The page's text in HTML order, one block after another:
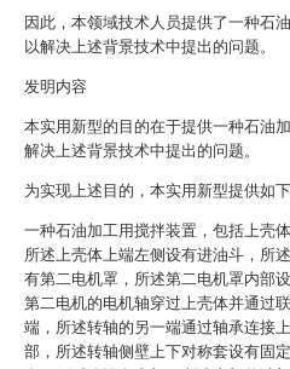
因此，本领域技术人员提供了一种石
以解决上述背景技术中提出的问题。
发明内容
本实用新型的目的在于提供一种石油
解决上述背景技术中提出的问题。
为实现上述目的，本实用新型提供如
一种石油加工用搅拌装置，包括上壳
所述上壳体上端左侧设有进油斗，所
有第二电机罩，所述第二电机罩内部
第二电机的电机轴穿过上壳体并通过
端，所述转轴的另一端通过轴承连接
部，所述转轴侧壁上下对称套设有固